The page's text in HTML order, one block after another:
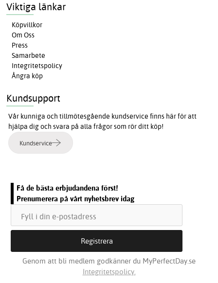
Viktiga länkar
Köpvillkor
Om Oss
Press
Samarbete
Integritetspolicy
Ångra köp
Kundsupport
Vår kunniga och tillmötesgående kundservice finns här för att
hjälpa dig och svara på alla frågor som rör ditt köp!
Kundservice
Få de bästa erbjudandena först!
Prenumerera på vårt nyhetsbrev idag
Genom att bli medlem godkänner du MyPerfectDay.se
Integritetspolicy.